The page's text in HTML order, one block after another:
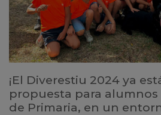
¡El Diverestiu 2024 ya
propuesta para alumnos
de Primaria, en un